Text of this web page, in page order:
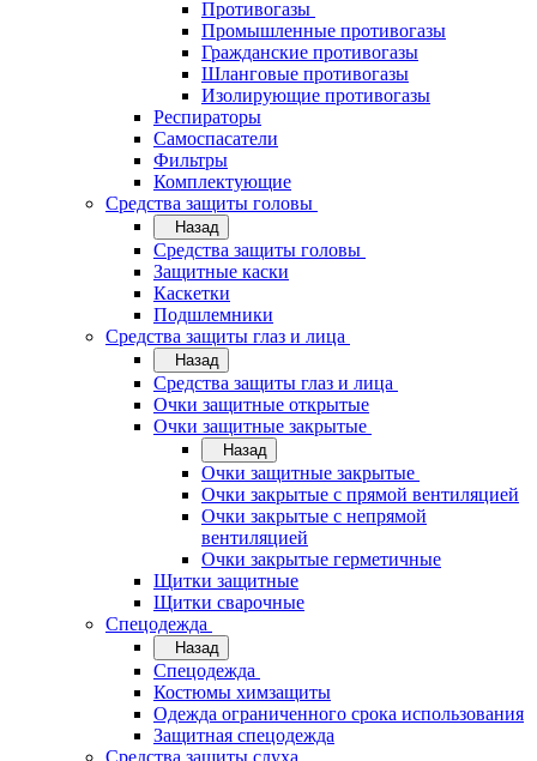
Противогазы
Промышленные противогазы
Гражданские противогазы
Шланговые противогазы
Изолирующие противогазы
Респираторы
Самоспасатели
Фильтры
Комплектующие
Средства защиты головы
Назад
Средства защиты головы
Защитные каски
Каскетки
Подшлемники
Средства защиты глаз и лица
Назад
Средства защиты глаз и лица
Очки защитные открытые
Очки защитные закрытые
Назад
Очки защитные закрытые
Очки закрытые с прямой вентиляцией
Очки закрытые с непрямой
вентиляцией
Очки закрытые герметичные
Щитки защитные
Щитки сварочные
Спецодежда
Назад
Спецодежда
Костюмы химзащиты
Одежда ограниченного срока использования
Защитная спецодежда
Средства защиты слуха